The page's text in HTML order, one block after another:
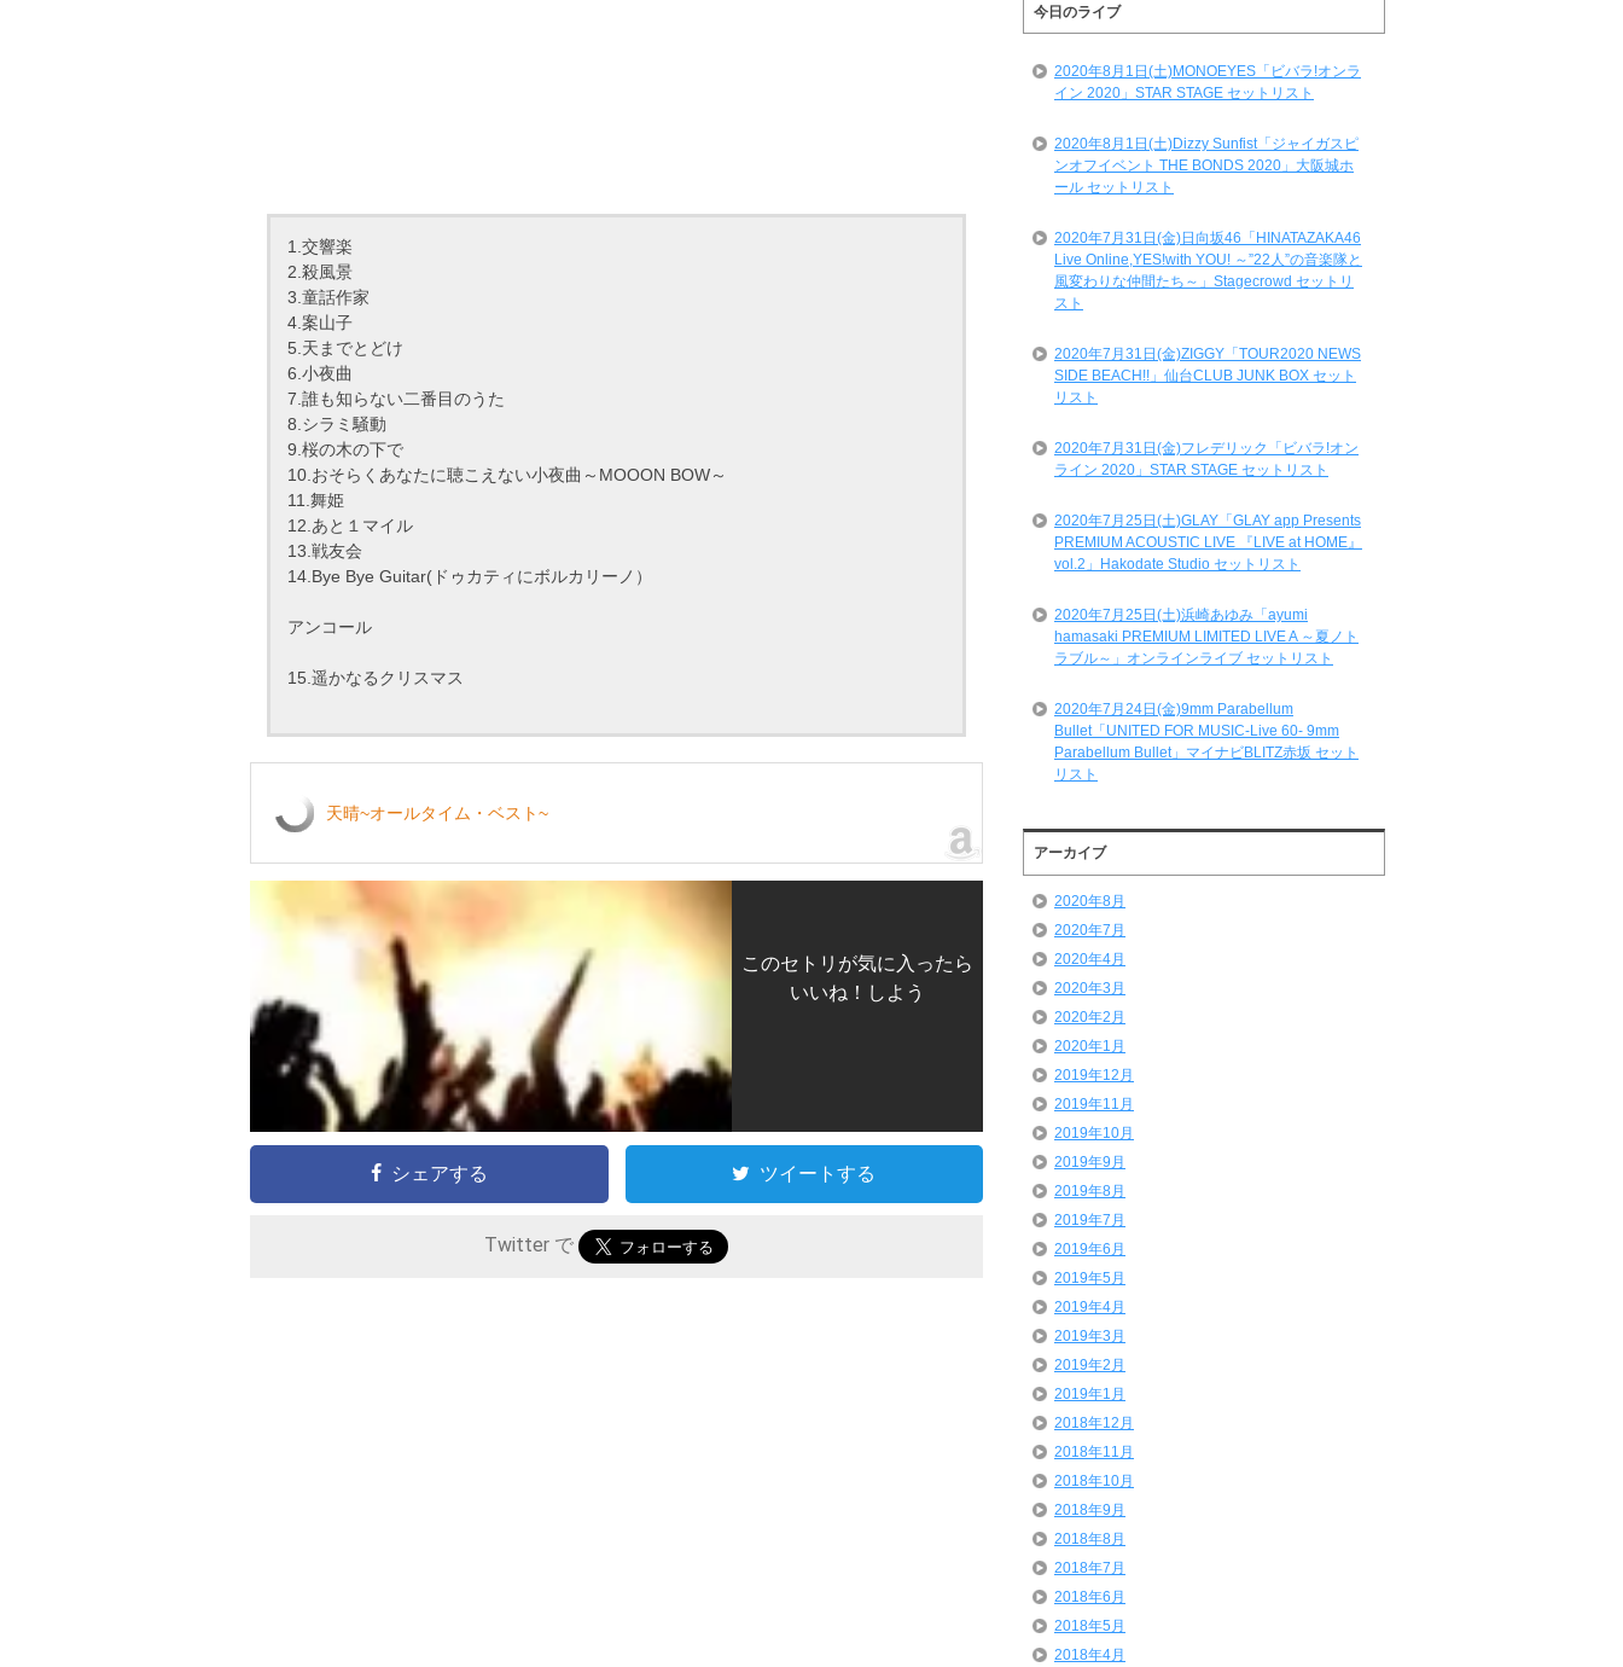
1.交響楽
2.殺風景
3.童話作家
4.案山子
5.天までとどけ
6.小夜曲
7.誰も知らない二番目のうた
8.シラミ騒動
9.桜の木の下で
10.おそらくあなたに聴こえない小夜曲～MOOON BOW～
11.舞姫
12.あと１マイル
13.戦友会
14.Bye Bye Guitar(ドゥカティにボルカリーノ）
アンコール
15.遥かなるクリスマス
天晴~オールタイム・ベスト~
このセトリが気に入ったら
いいね！しよう
シェアする ツイートする
Twitter で
ィ
ス
一
今日のライブ
2020年8月1日(土)MONOEYES「ビバラ!オンラ
イン 2020」STAR STAGE セットリスト
2020年8月1日(土)Dizzy Sunfist「ジャイガスピ
ンオフイベント THE BONDS 2020」大阪城ホ
ール セットリスト
2020年7月31日(金)日向坂46「HINATAZAKA46
Live Online,YES!with YOU! ～”22人”の音楽隊と
風変わりな仲間たち～」Stagecrowd セットリ
スト
2020年7月31日(金)ZIGGY「TOUR2020 NEWS
SIDE BEACH!!」仙台CLUB JUNK BOX セット
リスト
2020年7月31日(金)フレデリック「ビバラ!オン
ライン 2020」STAR STAGE セットリスト
2020年7月25日(土)GLAY「GLAY app Presents
PREMIUM ACOUSTIC LIVE 『LIVE at HOME』
vol.2」Hakodate Studio セットリスト
2020年7月25日(土)浜崎あゆみ「ayumi
hamasaki PREMIUM LIMITED LIVE A ～夏ノト
ラブル～」オンラインライブ セットリスト
2020年7月24日(金)9mm Parabellum
Bullet「UNITED FOR MUSIC-Live 60- 9mm
Parabellum Bullet」マイナビBLITZ赤坂 セット
リスト
アーカイブ
2020年8月
2020年7月
2020年4月
2020年3月
2020年2月
2020年1月
2019年12月
2019年11月
2019年10月
2019年9月
2019年8月
2019年7月
2019年6月
2019年5月
2019年4月
2019年3月
2019年2月
2019年1月
2018年12月
2018年11月
2018年10月
2018年9月
2018年8月
2018年7月
2018年6月
2018年5月
2018年4月